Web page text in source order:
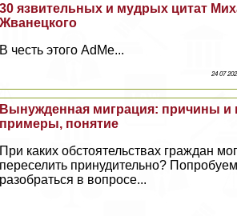
30 язвительных и мудрых цитат
Жванецкого
В честь этого AdMe...
24 07
Вынужденная миграция: причины и
примеры, понятие
При каких обстоятельствах граждан
переселить принудительно? Попробуем
разобраться в вопросе...